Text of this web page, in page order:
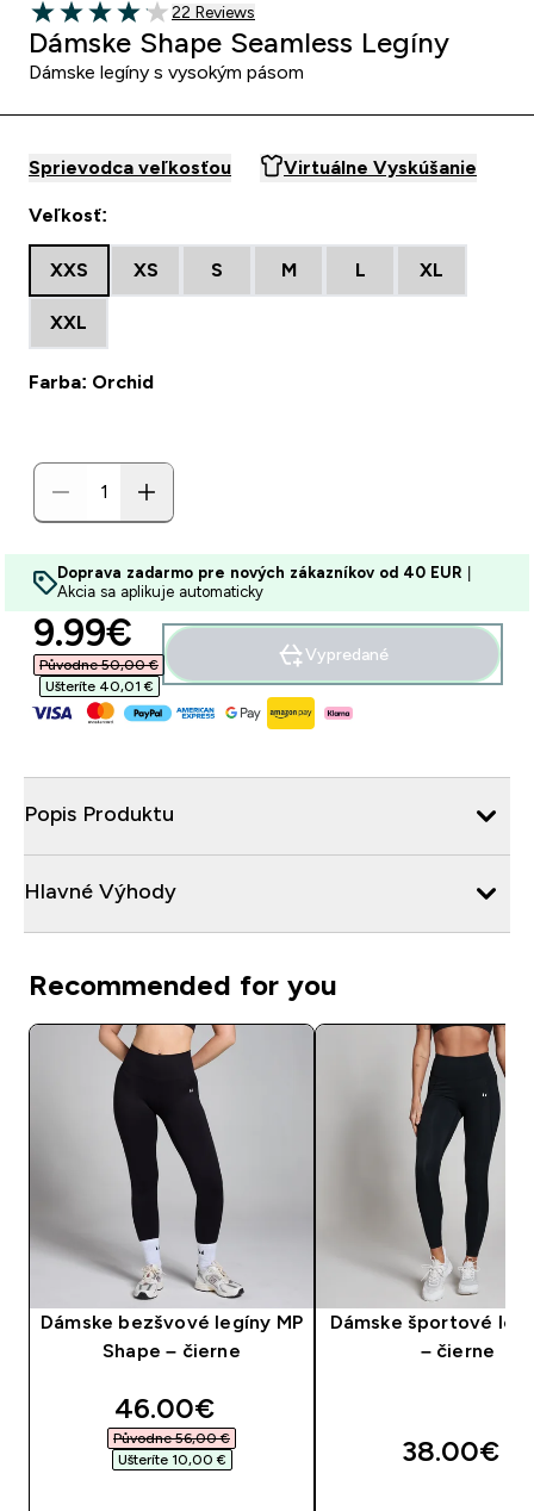
4.09 out of 5 stars
22 customer reviews
22 Reviews
Dámske Shape Seamless Legíny
Dámske legíny s vysokým pásom
Sprievodca veľkosťou Virtuálne Vyskúšanie
Veľkosť:
XXS XS S M L XL
XXL
Farba: Orchid
Doprava zadarmo pre nových zákazníkov od 40 EUR
Akcia sa aplikuje automaticky
discounted price
9.99€‎
Původne 50,00 €‎
Ušteríte 40,01 €‎
Vypredané
Popis Produktu
Hlavné Výhody
Recommended for you
Dámske bezšvové legíny MP
Shape – čierne
discounted price
46.00€‎
Původne 56,00 €‎
Ušteríte 10,00 €‎
Dámske športové
– čierne
38.00€‎